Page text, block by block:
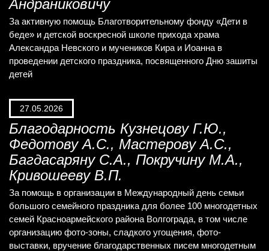
Андраниковичу
За активную помощь Благотворительному фонду «Дети в
беде» и детской воскресной школе прихода храма
Александра Невского и мучеников Кира и Иоанна в
проведении детского праздника, посвященного Дню зашиты
детей
27.05.2026
Благодарность Кузнецову Г.Ю.,
Федотову А.С., Мастерову А.С.,
Багдасаряну С.А., Покручину М.А.,
Кривошееву В.П.
За помощь в организации в Международный день семьи
большого семейного праздника для более 100 многодетных
семей Красноармейского района Волгограда, в том числе
организацию фото-зоны, сладкого угощения, фото-
выставки, вручение благодарственных писем многодетным